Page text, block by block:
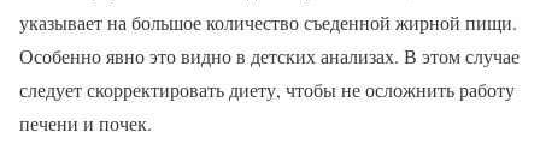
указывает на большое количество съеденной жирной пищи.
Особенно явно это видно в детских анализах. В этом случае
следует скорректировать диету, чтобы не осложнить работу
печени и почек.